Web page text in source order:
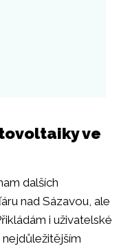
ve
dalších
nad Sázavou, ale
i uživatelské